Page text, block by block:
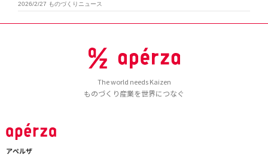
2026/2/27 ものづくりニュース
The world needs Kaizen
ものづくり産業を世界につなぐ
アペルザ